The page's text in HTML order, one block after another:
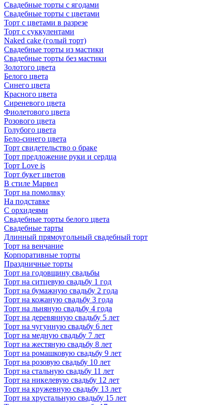
Свадебные торты с ягодами
Свадебные торты с цветами
Торт с цветами в разрезе
Торт с суккулентами
Naked cake (голый торт)
Свадебные торты из мастики
Свадебные торты без мастики
Золотого цвета
Белого цвета
Синего цвета
Красного цвета
Сиреневого цвета
Фиолетового цвета
Розового цвета
Голубого цвета
Бело-синего цвета
Торт свидетельство о браке
Торт предложение руки и сердца
Торт Love is
Торт букет цветов
В стиле Марвел
Торт на помолвку
На подставке
С орхидеями
Свадебные торты белого цвета
Свадебные тарты
Длинный прямоугольный свадебный торт
Торт на венчание
Корпоративные торты
Праздничные торты
Торт на годовщину свадьбы
Торт на ситцевую свадьбу 1 год
Торт на бумажную свадьбу 2 года
Торт на кожаную свадьбу 3 года
Торт на льняную свадьбу 4 года
Торт на деревянную свадьбу 5 лет
Торт на чугунную свадьбу 6 лет
Торт на медную свадьбу 7 лет
Торт на жестяную свадьбу 8 лет
Торт на ромашковую свадьбу 9 лет
Торт на розовую свадьбу 10 лет
Торт на стальную свадьбу 11 лет
Торт на никелевую свадьбу 12 лет
Торт на кружевную свадьбу 13 лет
Торт на хрустальную свадьбу 15 лет